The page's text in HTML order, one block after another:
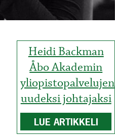
Heidi Backman
Åbo Akademin
yliopistopalvelujen
uudeksi johtajaksi
LUE ARTIKKELI